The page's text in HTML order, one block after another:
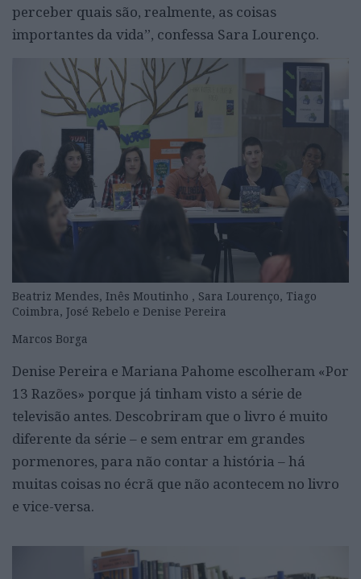
perceber quais são, realmente, as coisas
importantes da vida”, confessa Sara Lourenço.
Beatriz Mendes, Inês Moutinho , Sara Lourenço, Tiago
Coimbra, José Rebelo e Denise Pereira
Marcos Borga
Denise Pereira e Mariana Pahome escolheram «Por
13 Razões» porque já tinham visto a série de
televisão antes. Descobriram que o livro é muito
diferente da série – e sem entrar em grandes
pormenores, para não contar a história – há
muitas coisas no écrã que não acontecem no livro
e vice-versa.